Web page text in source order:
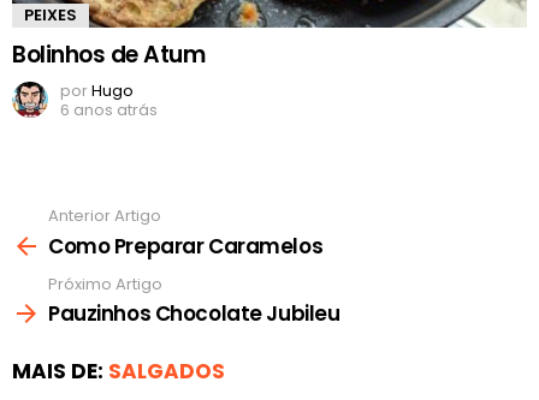
PEIXES
Bolinhos de Atum
porHugo
6 anos atrás
mais
Anterior Artigo
Como Preparar Caramelos
Próximo Artigo
Pauzinhos Chocolate Jubileu
MAIS DE: SALGADOS